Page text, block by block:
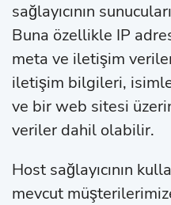
sağlayıcının
Buna özellikle IP
meta ve iletişim
iletişim bilgileri,
ve bir web sitesi
veriler dahil olabilir.
Host sağlayıcının
mevcut